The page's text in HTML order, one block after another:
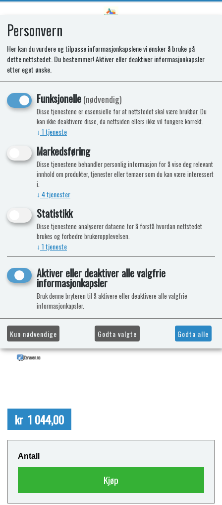
SPARES KIT - HANDLE. 'H' 495CRS
BLACK
kr 1 044,00
Antall
Kjøp
Personvern
Her kan du vurdere og tilpasse informasjonkapslene vi ønsker å bruke på
dette nettstedet. Du bestemmer! Aktiver eller deaktiver informasjonkapsler
etter eget ønske.
Funksjonelle(nødvendig)
Disse tjenestene er essensielle for at nettstedet skal være brukbar. Du
kan ikke deaktivere disse, da nettsiden ellers ikke vil fungere korrekt.
↓ 1tjeneste
Markedsføring
Disse tjenestene behandler personlig informasjon for å vise deg relevant
innhold om produkter, tjenester eller temaer som du kan være interessert
i.
↓ 4tjenester
Statistikk
Disse tjenestene analyserer dataene for å forstå hvordan nettstedet
brukes og forbedre brukeropplevelsen.
↓ 1tjeneste
Aktiver eller deaktiver alle valgfrie
informasjonkapsler
Bruk denne bryteren til å aktivere eller deaktivere alle valgfrie
informasjonkapsler.
Kun nødvendige Godta valgte Godta alle